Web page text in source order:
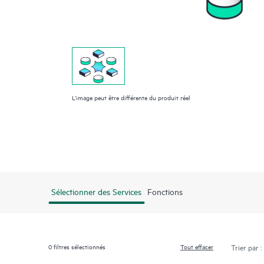
L’image peut être différente du produit réel
Sélectionner des Services Fonctions
0filtres sélectionnés Tout effacer Trier par :